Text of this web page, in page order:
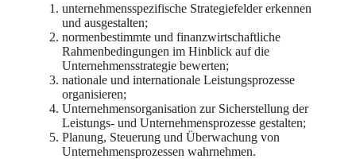
unternehmensspezifische Strategiefelder erkennen
und ausgestalten;
normenbestimmte und finanzwirtschaftliche
Rahmenbedingungen im Hinblick auf die
Unternehmensstrategie bewerten;
nationale und internationale Leistungsprozesse
organisieren;
Unternehmensorganisation zur Sicherstellung der
Leistungs- und Unternehmensprozesse gestalten;
Planung, Steuerung und Überwachung von
Unternehmensprozessen wahrnehmen.